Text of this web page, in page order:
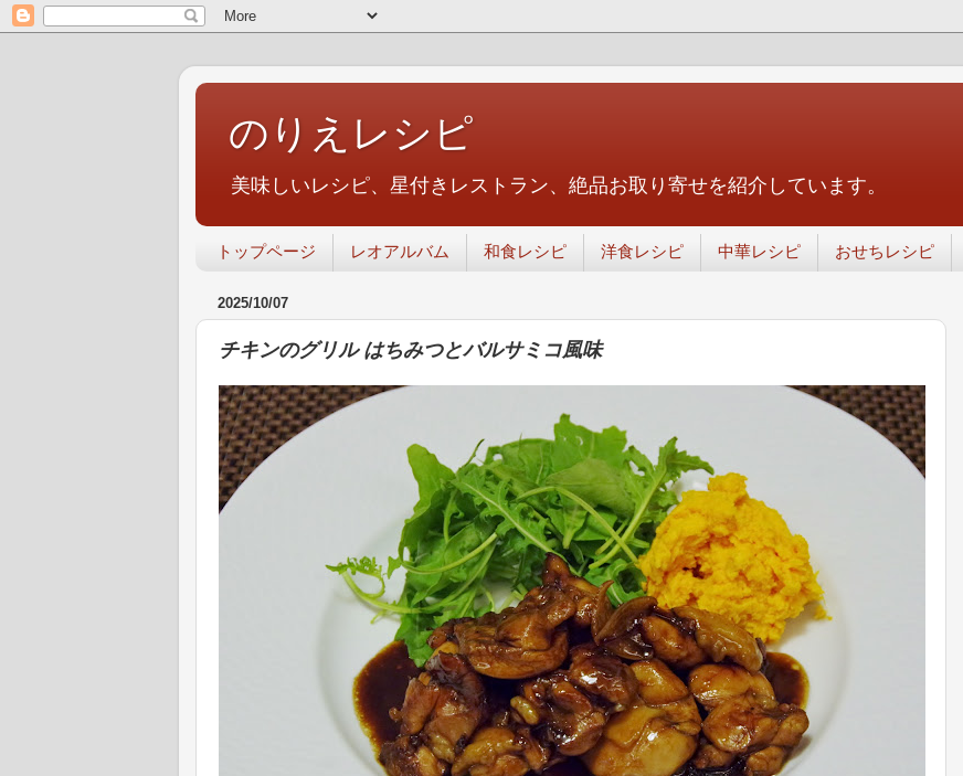
のりえレシピ
美味しいレシピ、星付きレストラン、絶品お取り寄せを紹介しています。
トップページ レオアルバム 和食レシピ 洋食レシピ 中華レシピ おせちレシピ
2025/10/07
チキンのグリル はちみつとバルサミコ風味